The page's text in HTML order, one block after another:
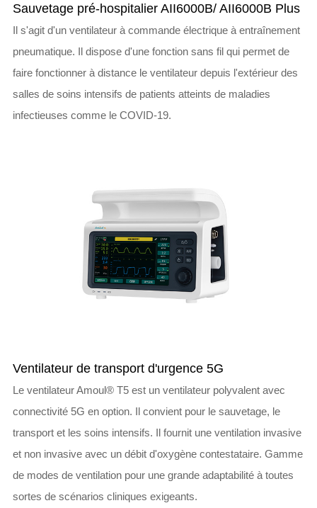
Sauvetage pré-hospitalier AII6000B/ AII6000B Plus
Il s'agit d'un ventilateur à commande électrique à entraînement
pneumatique. Il dispose d'une fonction sans fil qui permet de
faire fonctionner à distance le ventilateur depuis l'extérieur des
salles de soins intensifs de patients atteints de maladies
infectieuses comme le COVID-19.
Ventilateur de transport d'urgence 5G
Le ventilateur Amoul® T5 est un ventilateur polyvalent avec
connectivité 5G en option. Il convient pour le sauvetage, le
transport et les soins intensifs. Il fournit une ventilation invasive
et non invasive avec un débit d'oxygène contestataire. Gamme
de modes de ventilation pour une grande adaptabilité à toutes
sortes de scénarios cliniques exigeants.